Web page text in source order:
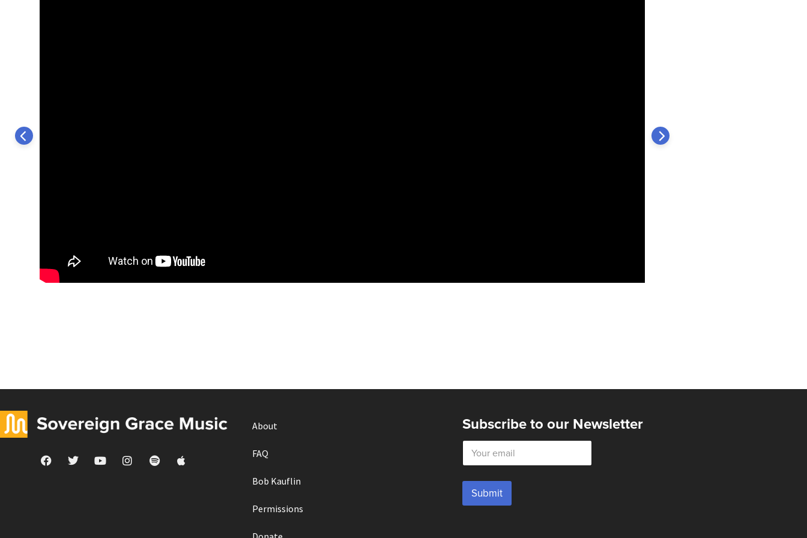
About
FAQ
Bob Kauflin
Permissions
Subscribe to our Newsletter
E
a
i
*
Submit